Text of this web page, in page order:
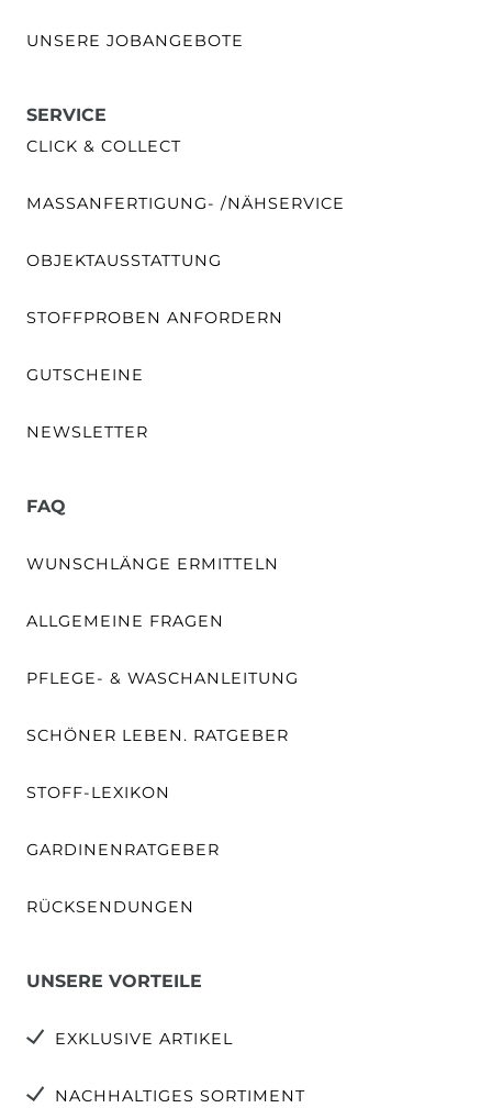
UNSERE JOBANGEBOTE
SERVICE
CLICK & COLLECT
MASSANFERTIGUNG- /NÄHSERVICE
OBJEKTAUSSTATTUNG
STOFFPROBEN ANFORDERN
GUTSCHEINE
NEWSLETTER
FAQ
WUNSCHLÄNGE ERMITTELN
ALLGEMEINE FRAGEN
PFLEGE- & WASCHANLEITUNG
SCHÖNER LEBEN. RATGEBER
STOFF-LEXIKON
GARDINENRATGEBER
RÜCKSENDUNGEN
UNSERE VORTEILE
EXKLUSIVE ARTIKEL
NACHHALTIGES SORTIMENT